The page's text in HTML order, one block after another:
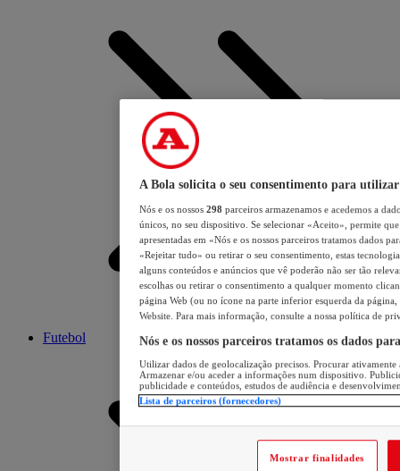
Futebol
A Bola solicita o seu consentimento para utilizar
Nós e os nossos 298 parceiros armazenamos e acedemos a
únicos, no seu dispositivo. Se selecionar «Aceito», permite
apresentadas em «Nós e os nossos parceiros tratamos dados
«Rejeitar tudo» ou retirar o seu consentimento, estas
alguns conteúdos e anúncios que vê poderão não ser tão
escolhas ou retirar o consentimento a qualquer momento
página Web (ou no ícone na parte inferior esquerda da página,
Website. Para mais informação, consulte a nossa política de
Nós e os nossos parceiros tratamos os dados
Utilizar dados de geolocalização precisos. Procurar
Armazenar e/ou aceder a informações num dispositivo.
publicidade e conteúdos, estudos de audiência e
Lista de parceiros (fornecedores)
Mostrar finalidades